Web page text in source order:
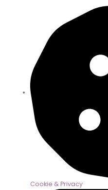
Cookie & Privacy